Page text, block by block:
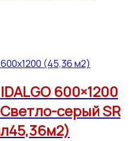
(45,36 м2)
600×1200
серый SR